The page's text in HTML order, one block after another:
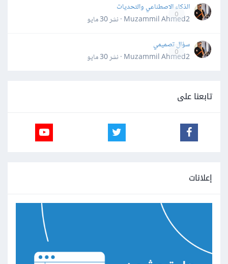
0
الذكاء الاصطناعي والتحديات
Muzammil Ahmed2 · نشر
30 مايو
0
سؤال تصميمي
Muzammil Ahmed2 · نشر
30 مايو
تابعنا على
إعلانات